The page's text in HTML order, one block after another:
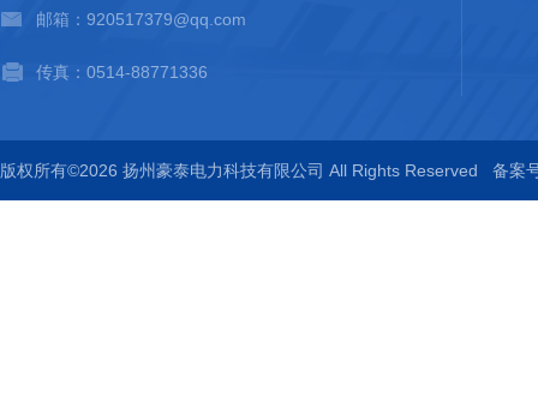
邮箱：920517379@qq.com
传真：0514-88771336
版权所有©2026 扬州豪泰电力科技有限公司 All Rights Reserved 备案